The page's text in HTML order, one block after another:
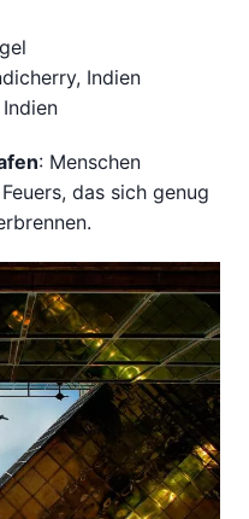
Indien
: Menschen
das sich genug